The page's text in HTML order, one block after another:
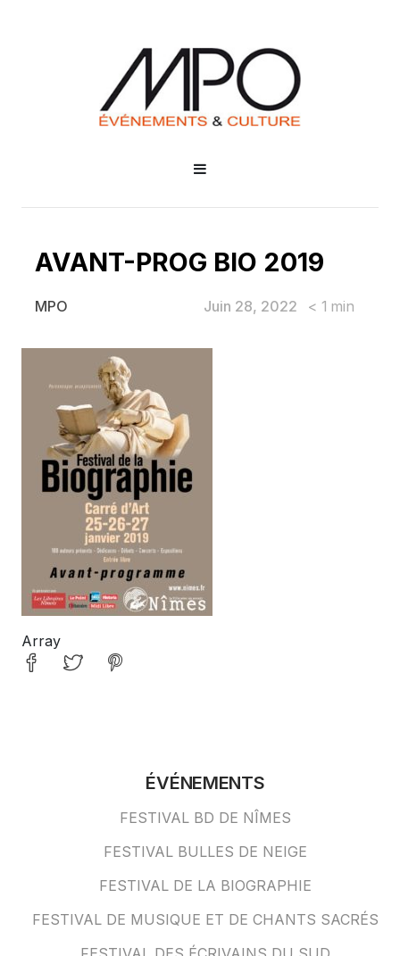
AVANT-PROG BIO 2019
MPO Juin 28, 2022 < 1 min
AVANT-PROG BIO 2019
Array
ÉVÉNEMENTS
FESTIVAL BD DE NÎMES
FESTIVAL BULLES DE NEIGE
FESTIVAL DE LA BIOGRAPHIE
FESTIVAL DE MUSIQUE ET DE CHANTS SACRÉS